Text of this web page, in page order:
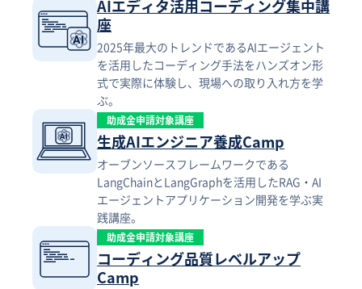
AIエディタ活用コーディング集中講
座
2025年最大のトレンドであるAIエージェント
を活用したコーディング手法をハンズオン形
式で実際に体験し、現場への取り入れ方を学
ぶ。
助成金申請対象講座
生成AIエンジニア養成Camp
オーブンソースフレームワークである
LangChainとLangGraphを活用したRAG・AI
エージェントアプリケーション開発を学ぶ実
践講座。
助成金申請対象講座
コーディング品質レベルアップ
Camp